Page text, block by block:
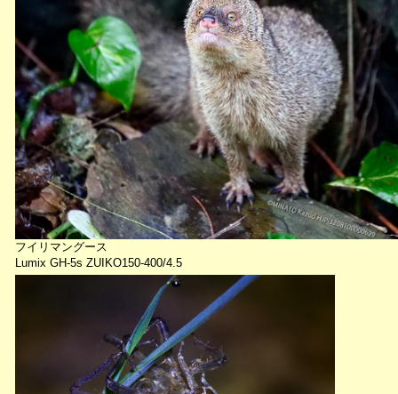
フイリマングース
Lumix GH-5s ZUIKO150-400/4.5